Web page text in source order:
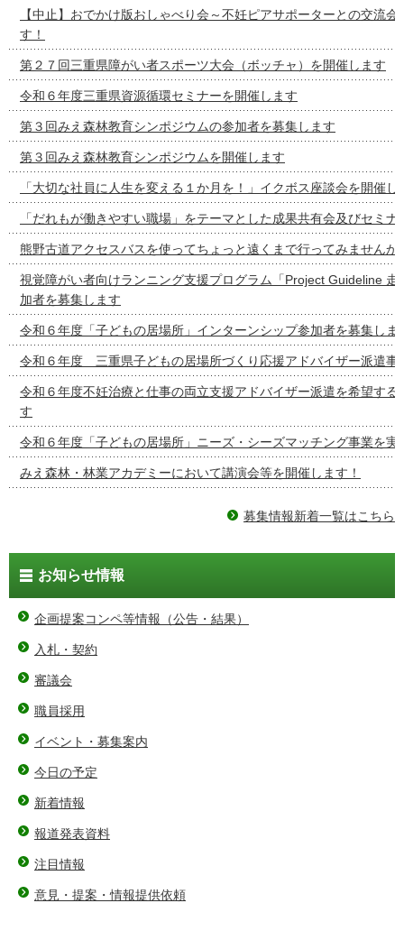
【中止】おでかけ版おしゃべり会～不妊ピアサポーターとの交流会
す！
第２７回三重県障がい者スポーツ大会（ボッチャ）を開催します
令和６年度三重県資源循環セミナーを開催します
第３回みえ森林教育シンポジウムの参加者を募集します
第３回みえ森林教育シンポジウムを開催します
「大切な社員に人生を変える１か月を！」イクボス座談会を開催し
「だれもが働きやすい職場」をテーマとした成果共有会及びセミ
熊野古道アクセスバスを使ってちょっと遠くまで行ってみませんか
視覚障がい者向けランニング支援プログラム「Project Guideline 走
加者を募集します
令和６年度「子どもの居場所」インターンシップ参加者を募集しま
令和６年度 三重県子どもの居場所づくり応援アドバイザー派遣事
令和６年度不妊治療と仕事の両立支援アドバイザー派遣を希望する
す
令和６年度「子どもの居場所」ニーズ・シーズマッチング事業を実
みえ森林・林業アカデミーにおいて講演会等を開催します！
募集情報新着一覧はこちら
お知らせ情報
企画提案コンペ等情報（公告・結果）
入札・契約
審議会
職員採用
イベント・募集案内
今日の予定
新着情報
報道発表資料
注目情報
意見・提案・情報提供依頼